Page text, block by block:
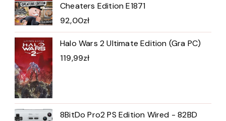
Cheaters Edition E1871
92,00zł
Halo Wars 2 Ultimate Edition (Gra PC)
119,99zł
8BitDo Pro2 PS Edition Wired - 82BD